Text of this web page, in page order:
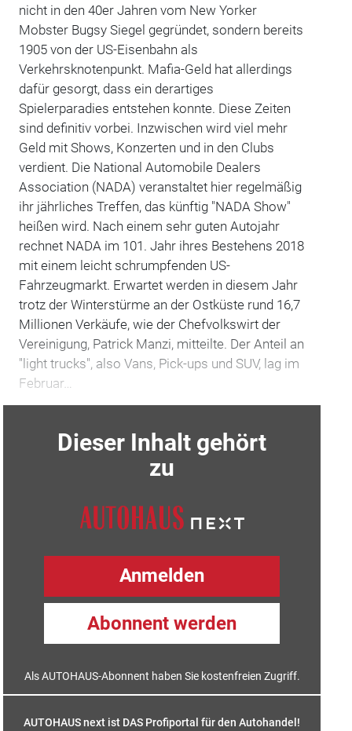
nicht in den 40er Jahren vom New Yorker
Mobster Bugsy Siegel gegründet, sondern bereits
1905 von der US-Eisenbahn als
Verkehrsknotenpunkt. Mafia-Geld hat allerdings
dafür gesorgt, dass ein derartiges
Spielerparadies entstehen konnte. Diese Zeiten
sind definitiv vorbei. Inzwischen wird viel mehr
Geld mit Shows, Konzerten und in den Clubs
verdient. Die National Automobile Dealers
Association (NADA) veranstaltet hier regelmäßig
ihr jährliches Treffen, das künftig "NADA Show"
heißen wird. Nach einem sehr guten Autojahr
rechnet NADA im 101. Jahr ihres Bestehens 2018
mit einem leicht schrumpfenden US-
Fahrzeugmarkt. Erwartet werden in diesem Jahr
trotz der Winterstürme an der Ostküste rund 16,7
Millionen Verkäufe, wie der Chefvolkswirt der
Vereinigung, Patrick Manzi, mitteilte. Der Anteil an
"light trucks", also Vans, Pick-ups und SUV, lag im
Februar…
Dieser Inhalt gehört
zu
Anmelden
Abonnent werden
Als AUTOHAUS-Abonnent haben Sie kostenfreien Zugriff.
AUTOHAUS next ist DAS Profiportal für den Autohandel!